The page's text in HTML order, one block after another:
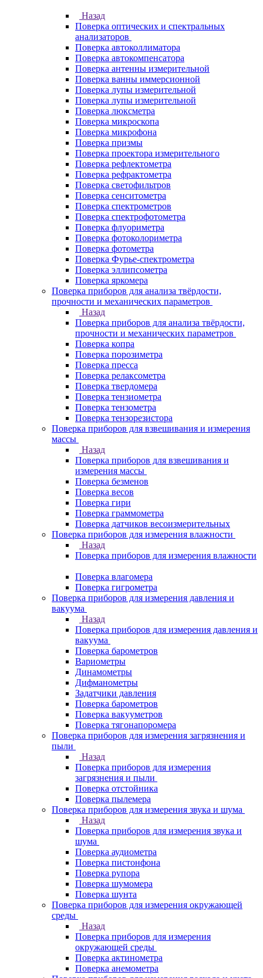
Назад
Поверка оптических и спектральных
анализаторов
Поверка автоколлиматора
Поверка автокомпенсатора
Поверка антенны измерительной
Поверка ванны иммерсионной
Поверка лупы измерительной
Поверка лупы измерительной
Поверка люксметра
Поверка микроскопа
Поверка микрофона
Поверка призмы
Поверка проектора измерительного
Поверка рефлектометра
Поверка рефрактометра
Поверка светофильтров
Поверка сенситометра
Поверка спектрометров
Поверка спектрофотометра
Поверка флуориметра
Поверка фотоколориметра
Поверка фотометра
Поверка Фурье-спектрометра
Поверка эллипсометра
Поверка яркомера
Поверка приборов для анализа твёрдости,
прочности и механических параметров
Назад
Поверка приборов для анализа твёрдости,
прочности и механических параметров
Поверка копра
Поверка порозиметра
Поверка пресса
Поверка релаксометра
Поверка твердомера
Поверка тензиометра
Поверка тензометра
Поверка тензорезистора
Поверка приборов для взвешивания и измерения
массы
Назад
Поверка приборов для взвешивания и
измерения массы
Поверка безменов
Поверка весов
Поверка гири
Поверка граммометра
Поверка датчиков весоизмерительных
Поверка приборов для измерения влажности
Назад
Поверка приборов для измерения влажности
Поверка влагомера
Поверка гигрометра
Поверка приборов для измерения давления и
вакуума
Назад
Поверка приборов для измерения давления и
вакуума
Поверка барометров
Вариометры
Динамометры
Дифманометры
Задатчики давления
Поверка барометров
Поверка вакууметров
Поверка тягонапоромера
Поверка приборов для измерения загрязнения и
пыли
Назад
Поверка приборов для измерения
загрязнения и пыли
Поверка отстойника
Поверка пылемера
Поверка приборов для измерения звука и шума
Назад
Поверка приборов для измерения звука и
шума
Поверка аудиометра
Поверка пистонфона
Поверка рупора
Поверка шумомера
Поверка шунта
Поверка приборов для измерения окружающей
среды
Назад
Поверка приборов для измерения
окружающей среды
Поверка актинометра
Поверка анемометра